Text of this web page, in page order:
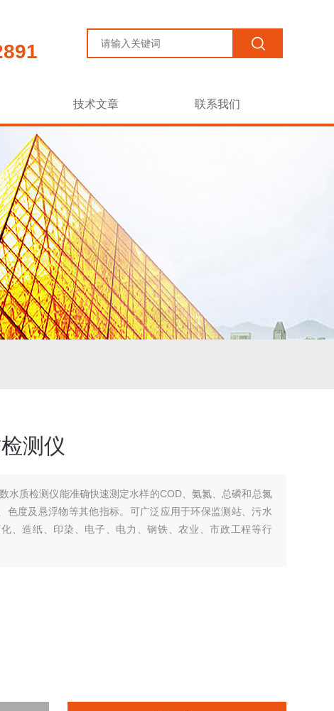
技术文章 联系我们
测仪
水质检测仪能准确快速测定水样的COD、氨氮、总磷和总氮
色度及悬浮物等其他指标。可广泛应用于环保监测站、污水
、造纸、印染、电子、电力、钢铁、农业、市政工程等行